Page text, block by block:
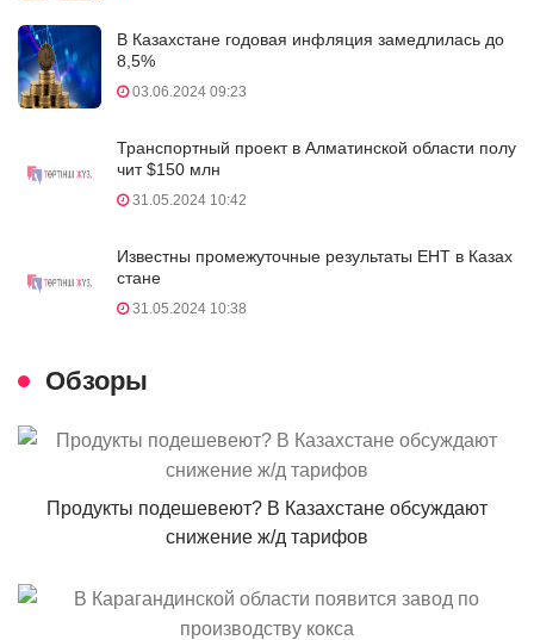
В Казахстане годовая инфляция замедлилась до
8,5%
03.06.2024 09:23
Транспортный проект в Алматинской области полу
чит $150 млн
31.05.2024 10:42
Известны промежуточные результаты ЕНТ в Казах
стане
31.05.2024 10:38
Обзоры
Продукты подешевеют? В Казахстане обсуждают
снижение ж/д тарифов